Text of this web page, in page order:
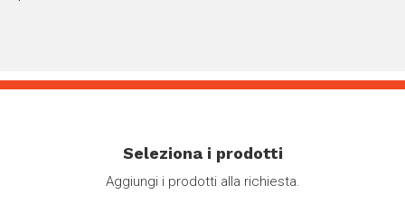
Seleziona i prodotti
Aggiungi i prodotti alla richiesta.